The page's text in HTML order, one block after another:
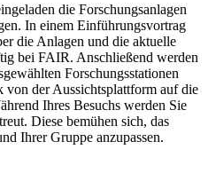
die Forschungsanlagen
In einem Einführungsvortrag
die Anlagen und die aktuelle
bei FAIR. Anschließend werden
Forschungsstationen
der Aussichtsplattform auf die
Ihres Besuchs werden Sie
Diese bemühen sich, das
Ihrer Gruppe anzupassen.